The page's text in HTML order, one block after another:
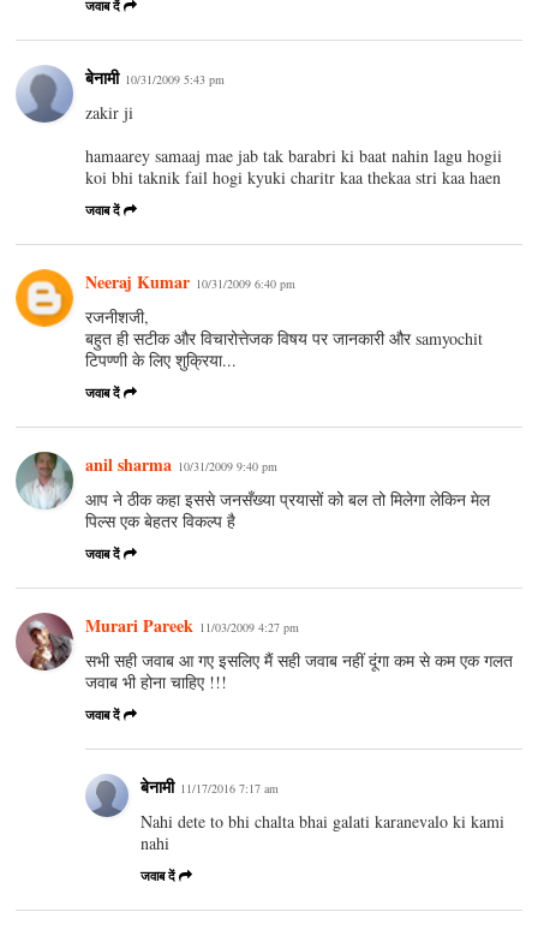
जवाब दें
बेनामी 10/31/2009 5:43 pm
zakir ji
hamaarey samaaj mae jab tak barabri ki baat nahin lagu hogii
koi bhi taknik fail hogi kyuki charitr kaa thekaa stri kaa haen
जवाब दें
Neeraj Kumar 10/31/2009 6:40 pm
रजनीशजी,
बहुत ही सटीक और विचारोत्तेजक विषय पर जानकारी और samyochit
टिपण्णी के लिए शुक्रिया...
जवाब दें
anil sharma 10/31/2009 9:40 pm
आप ने ठीक कहा इससे जनसँख्या प्रयासों को बल तो मिलेगा लेकिन मेल
पिल्स एक बेहतर विकल्प है
जवाब दें
Murari Pareek 11/03/2009 4:27 pm
सभी सही जवाब आ गए इसलिए मैं सही जवाब नहीं दूंगा कम से कम एक गलत
जवाब भी होना चाहिए !!!
जवाब दें
बेनामी 11/17/2016 7:17 am
Nahi dete to bhi chalta bhai galati karanevalo ki kami
nahi
जवाब दें